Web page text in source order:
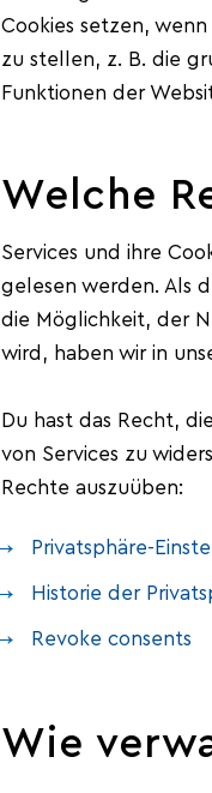
Cookies setzen,
zu stellen, z. B. die
Funktionen der
Welche
Services und ihre
gelesen werden. Als
die Möglichkeit, der
wird, haben wir in
Du hast das Recht,
von Services zu
Rechte auszuüben:
Privatsphäre-
Historie der
Revoke consents
Wie